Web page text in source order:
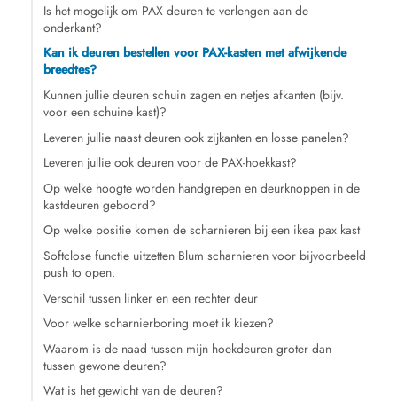
Is het mogelijk om PAX deuren te verlengen aan de
onderkant?
Kan ik deuren bestellen voor PAX-kasten met afwijkende
breedtes?
Kunnen jullie deuren schuin zagen en netjes afkanten (bijv.
voor een schuine kast)?
Leveren jullie naast deuren ook zijkanten en losse panelen?
Leveren jullie ook deuren voor de PAX-hoekkast?
Op welke hoogte worden handgrepen en deurknoppen in de
kastdeuren geboord?
Op welke positie komen de scharnieren bij een ikea pax kast
Softclose functie uitzetten Blum scharnieren voor bijvoorbeeld
push to open.
Verschil tussen linker en een rechter deur
Voor welke scharnierboring moet ik kiezen?
Waarom is de naad tussen mijn hoekdeuren groter dan
tussen gewone deuren?
Wat is het gewicht van de deuren?